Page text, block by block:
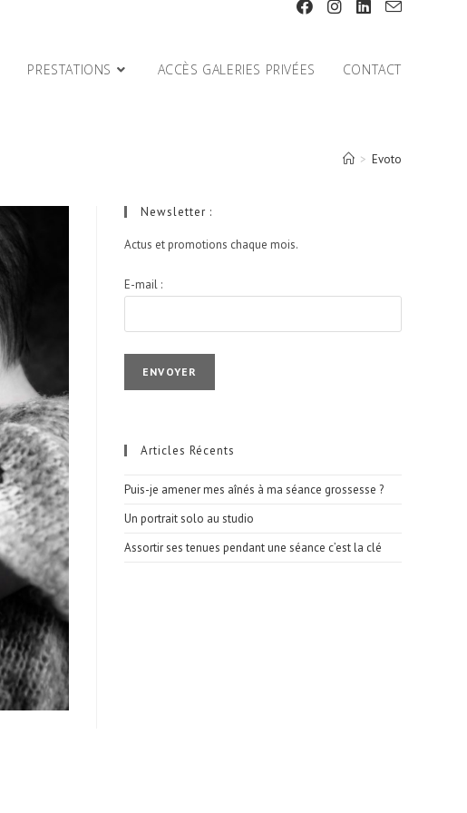
PRESTATIONS ACCÈS GALERIES PRIVÉES CONTACT
> Evoto
Newsletter :
Actus et promotions chaque mois.
E-mail :
Articles Récents
Puis-je amener mes aînés à ma séance grossesse ?
Un portrait solo au studio
Assortir ses tenues pendant une séance c’est la clé